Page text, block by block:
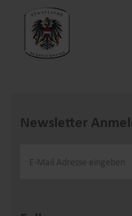
Newsletter